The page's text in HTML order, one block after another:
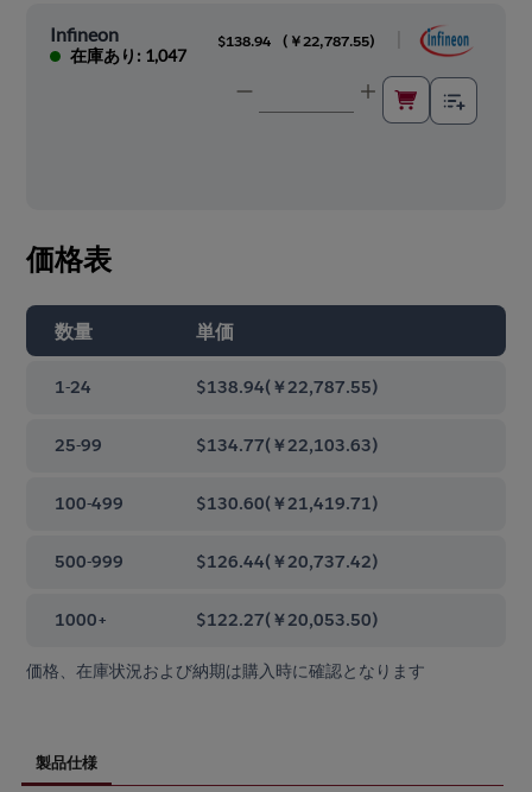
Infineon
在庫あり: 1,047
$138.94 ( ￥22,787.55)
価格表
数量 単価
1-24 $138.94(￥22,787.55)
25-99 $134.77(￥22,103.63)
100-499 $130.60(￥21,419.71)
500-999 $126.44(￥20,737.42)
1000+ $122.27(￥20,053.50)
価格、在庫状況および納期は購入時に確認となります
製品仕様